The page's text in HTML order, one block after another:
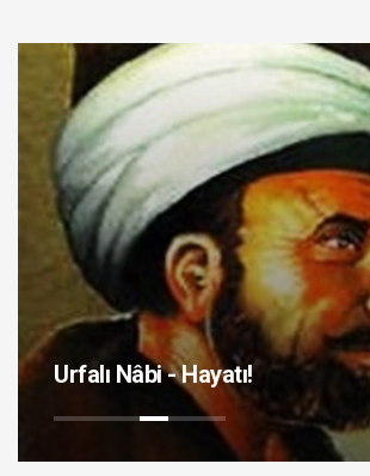
Urfalı Nâbi - Hayatı!